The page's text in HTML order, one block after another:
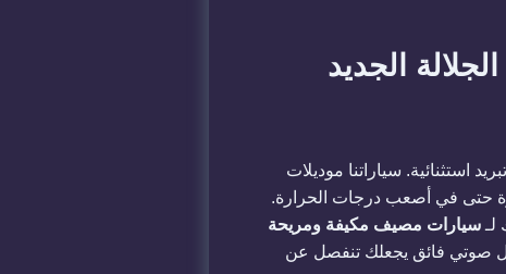
الجديد
استثنائية. سياراتنا موديلات
حتى في أصعب درجات الحرارة.
لـ سيارات مصيف مكيفة ومريحة
صوتي فائق يجعلك تنفصل عن